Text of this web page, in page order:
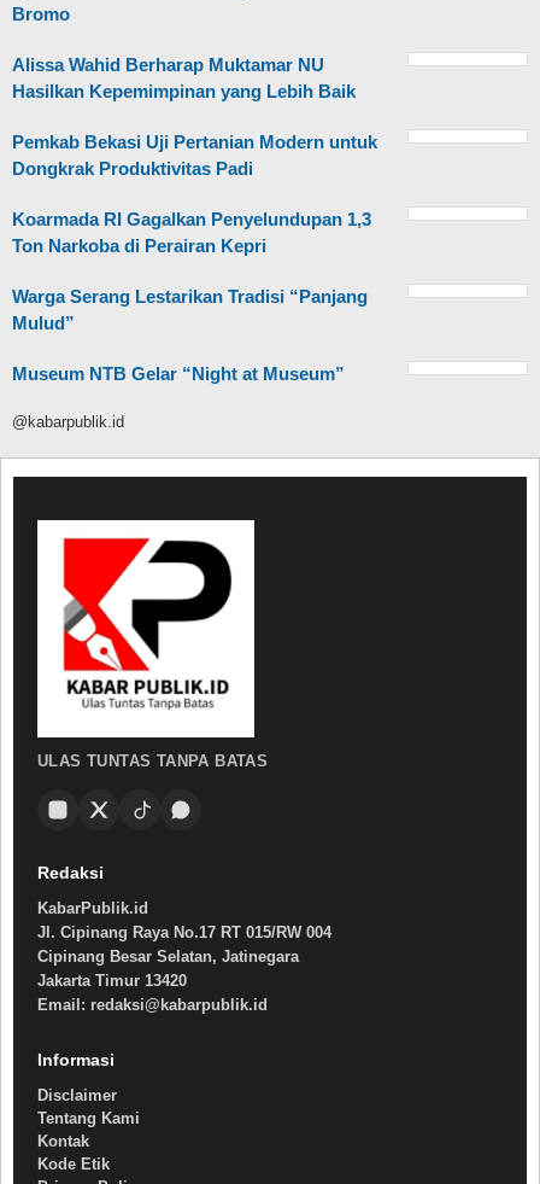
Bromo
Alissa Wahid Berharap Muktamar NU
Hasilkan Kepemimpinan yang Lebih Baik
Pemkab Bekasi Uji Pertanian Modern untuk
Dongkrak Produktivitas Padi
Koarmada RI Gagalkan Penyelundupan 1,3
Ton Narkoba di Perairan Kepri
Warga Serang Lestarikan Tradisi “Panjang
Mulud”
Museum NTB Gelar “Night at Museum”
@kabarpublik.id
ULAS TUNTAS TANPA BATAS
Redaksi
KabarPublik.id
Jl. Cipinang Raya No.17 RT 015/RW 004
Cipinang Besar Selatan, Jatinegara
Jakarta Timur 13420
Email: redaksi@kabarpublik.id
Informasi
Disclaimer
Tentang Kami
Kontak
Kode Etik